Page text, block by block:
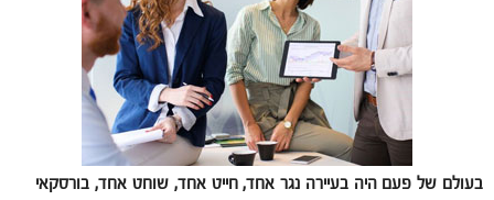
בעולם של פעם היה בעיירה נגר אחד, חייט אחד, שוחט אחד, בורסקאי